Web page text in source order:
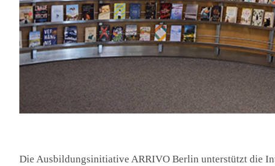
Die Ausbildungsinitiative ARRIVO Berlin unterstützt die